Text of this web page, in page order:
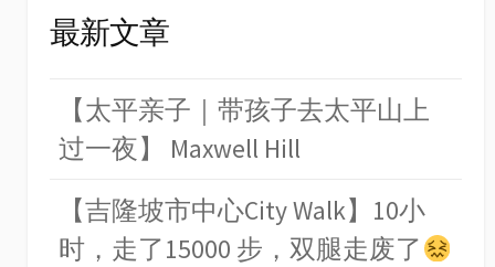
最新文章
【太平亲子｜带孩子去太平山上
过一夜】 Maxwell Hill
【吉隆坡市中心City Walk】10小
时，走了15000 步，双腿走废了